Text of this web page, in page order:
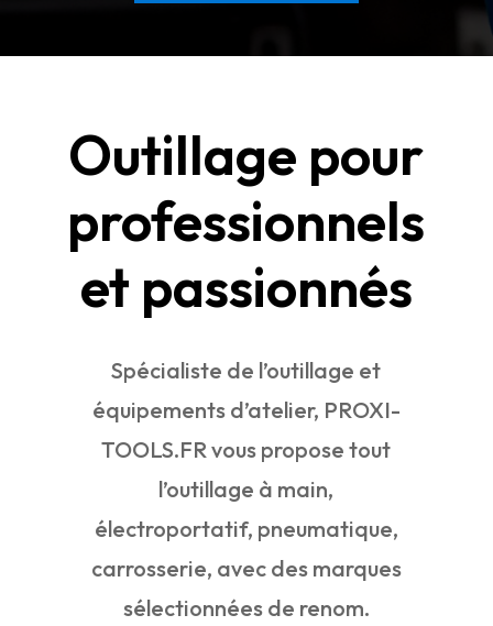
Outillage pour
professionnels
et passionnés
Spécialiste de l’outillage et
équipements d’atelier, PROXI-
TOOLS.FR vous propose tout
l’outillage à main,
électroportatif, pneumatique,
carrosserie, avec des marques
sélectionnées de renom.